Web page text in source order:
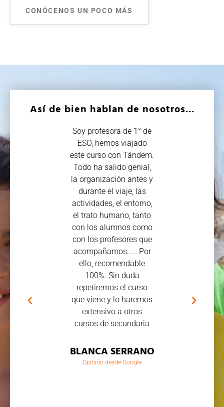
CONÓCENOS UN POCO MÁS
Así de bien hablan de nosotros...
Soy profesora de 1° de
ESO, hemos viajado
este curso con Tándem.
Todo ha salido genial,
la organización antes y
durante el viaje, las
actividades, el entorno,
el trato humano, tanto
con los alumnos como
con los profesores que
acompañamos..... Por
ello, recomendable
100%. Sin duda
repetiremos el curso
que viene y lo haremos
extensivo a otros
cursos de secundaria
BLANCA SERRANO
Opinión desde Google
Colectivo
como
satisfecha:
cargo de
necesario.
viaje todo